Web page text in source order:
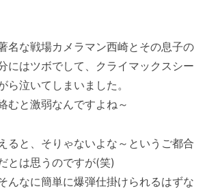
名な戦場カメラマン西崎とその息子の
にはツボでして、クライマックスシー
ら泣いてしまいました。
むと激弱なんですよね～
ると、そりゃないよな～というご都合
とは思うのですが(笑)
んなに簡単に爆弾仕掛けられるはずな